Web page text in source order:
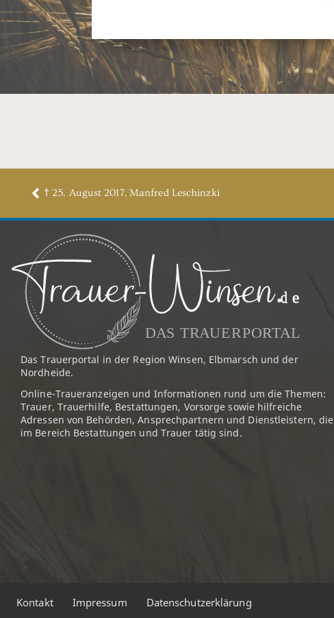
† 25. August 2017, Manfred Leschinzki
Das Trauerportal in der Region Winsen, Elbmarsch und der
Nordheide.
Online-Traueranzeigen und Informationen rund um die Themen:
Trauer, Trauerhilfe, Bestattungen, Vorsorge sowie hilfreiche
Adressen von Behörden, Ansprechpartnern und Dienstleistern, die
im Bereich Bestattungen und Trauer tätig sind.
Kontakt Impressum Datenschutzerklärung